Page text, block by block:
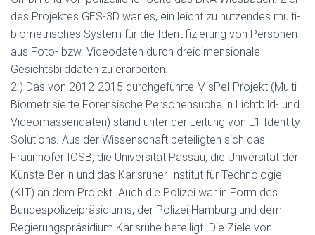
des Projektes GES-3D war es, ein leicht zu nutzendes multi-
biometrisches System für die Identifizierung von Personen
aus Foto- bzw. Videodaten durch dreidimensionale
Gesichtsbilddaten zu erarbeiten.
2.) Das von 2012-2015 durchgeführte MisPel-Projekt (Multi-
Biometrisierte Forensische Personensuche in Lichtbild- und
Videomassendaten) stand unter der Leitung von L1 Identity
Solutions. Aus der Wissenschaft beteiligten sich das
Fraunhofer IOSB, die Universität Passau, die Universität der
Künste Berlin und das Karlsruher Institut für Technologie
(KIT) an dem Projekt. Auch die Polizei war in Form des
Bundespolizeipräsidiums, der Polizei Hamburg und dem
Regierungspräsidium Karlsruhe beteiligt. Die Ziele von